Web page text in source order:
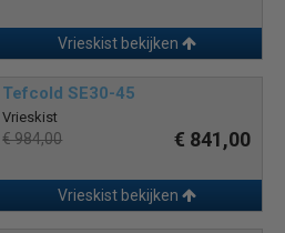
Vrieskist bekijken
Tefcold SE30-45
Vrieskist
€ 984,00 € 841,00
Vrieskist bekijken